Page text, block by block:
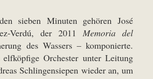
sieben Minuten gehören José
Verdú, der 2011 Memoria del
des Wassers – komponierte.
Orchester unter Leitung
Schlingensiepen wieder an, um